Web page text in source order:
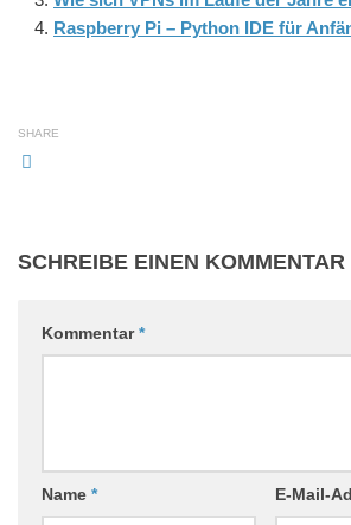
Raspberry Pi – Python IDE für
SHARE
SCHREIBE EINEN KOMMENTAR
Kommentar*
Name * E-Mail-